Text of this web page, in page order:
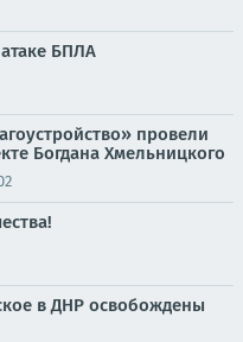
БПЛА
провели
Богдана Хмельницкого
в ДНР освобождены